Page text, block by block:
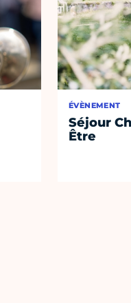
ÉVÈNEMENT
Séjour
Être